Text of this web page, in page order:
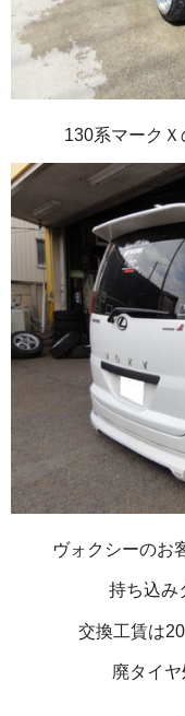
130系マークＸ
ヴォクシーのお
持ち込み
交換工賃は
廃タイ